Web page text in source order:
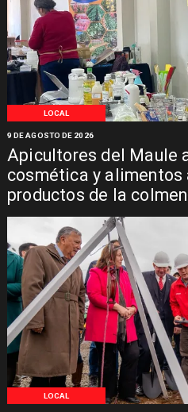
LOCAL
Apicultores del Maule
cosmética y alimentos
productos de la
9 DE AGOSTO DE 2026
LOCAL